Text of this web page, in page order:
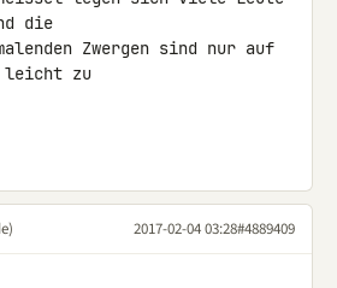
die
Zwergen sind nur auf
leicht zu
2017-02-04 03:28#4889409